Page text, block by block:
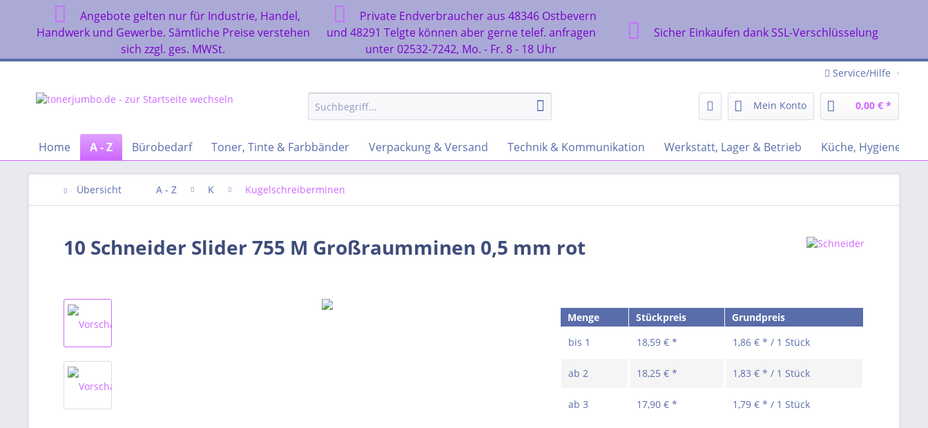
Angebote gelten nur für Industrie, Handel,
Handwerk und Gewerbe. Sämtliche Preise verstehen
sich zzgl. ges. MWSt.
Private Endverbraucher aus 48346 Ostbevern
und 48291 Telgte können aber gerne telef. anfragen
unter 02532-7242, Mo. - Fr. 8 - 18 Uhr
Sicher Einkaufen dank SSL-Verschlüsselung
Service/Hilfe
Mein Konto 0,00 € *
Home A - Z Bürobedarf Toner, Tinte & Farbbänder Verpackung & Versand Technik & Kommunikation Werkstatt, Lager & Betrieb Küche, Hygiene &
Übersicht A - Z K Kugelschreiberminen
10 Schneider Slider 755 M Großraumminen 0,5 mm rot
Menge Stückpreis
Grundpreis
bis 1 18,59 € * 1,86 € * / 1 Stück
ab2 18,25 € * 1,83 € * / 1 Stück
ab3 17,90 € * 1,79 € * / 1 Stück